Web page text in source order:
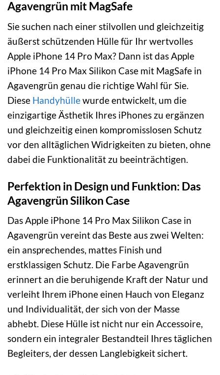
Agavengrün mit MagSafe
Sie suchen nach einer stilvollen und gleichzeitig
äußerst schützenden Hülle für Ihr wertvolles
Apple iPhone 14 Pro Max? Dann ist das Apple
iPhone 14 Pro Max Silikon Case mit MagSafe in
Agavengrün genau die richtige Wahl für Sie.
Diese Handyhüllewurde entwickelt, um die
einzigartige Ästhetik Ihres iPhones zu ergänzen
und gleichzeitig einen kompromisslosen Schutz
vor den alltäglichen Widrigkeiten zu bieten, ohne
dabei die Funktionalität zu beeinträchtigen.
Perfektion in Design und Funktion: Das
Agavengrün Silikon Case
Das Apple iPhone 14 Pro Max Silikon Case in
Agavengrün vereint das Beste aus zwei Welten:
ein ansprechendes, mattes Finish und
erstklassigen Schutz. Die Farbe Agavengrün
erinnert an die beruhigende Kraft der Natur und
verleiht Ihrem iPhone einen Hauch von Eleganz
und Individualität, der sich von der Masse
abhebt. Diese Hülle ist nicht nur ein Accessoire,
sondern ein integraler Bestandteil Ihres täglichen
Begleiters, der dessen Langlebigkeit sichert.